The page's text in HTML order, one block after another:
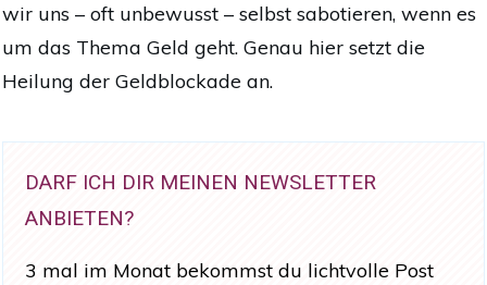
wir uns – oft unbewusst – selbst sabotieren, wenn es
um das Thema Geld geht. Genau hier setzt die
Heilung der Geldblockade an.
DARF ICH DIR MEINEN NEWSLETTER
ANBIETEN?
3 mal im Monat bekommst du lichtvolle Post